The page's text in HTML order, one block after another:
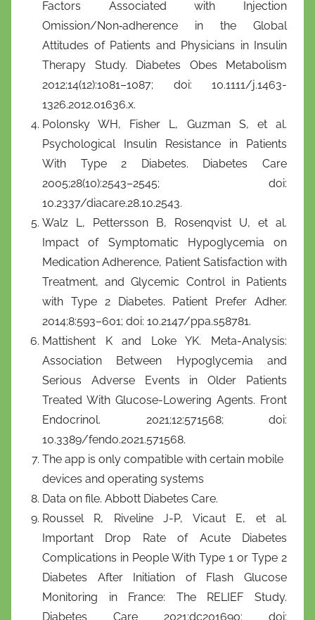
Factors Associated with Injection
Omission/Non‐adherence in the Global
Attitudes of Patients and Physicians in Insulin
Therapy Study. Diabetes Obes Metabolism
2012;14(12):1081–1087; doi: 10.1111/j.1463-
1326.2012.01636.x.
Polonsky WH, Fisher L, Guzman S, et al.
Psychological Insulin Resistance in Patients
With Type 2 Diabetes. Diabetes Care
2005;28(10):2543–2545; doi:
10.2337/diacare.28.10.2543.
Walz L, Pettersson B, Rosenqvist U, et al.
Impact of Symptomatic Hypoglycemia on
Medication Adherence, Patient Satisfaction with
Treatment, and Glycemic Control in Patients
with Type 2 Diabetes. Patient Prefer Adher.
2014;8:593–601; doi: 10.2147/ppa.s58781.
Mattishent K and Loke YK. Meta-Analysis:
Association Between Hypoglycemia and
Serious Adverse Events in Older Patients
Treated With Glucose-Lowering Agents. Front
Endocrinol. 2021;12:571568; doi:
10.3389/fendo.2021.571568.
The app is only compatible with certain mobile
devices and operating systems
Data on file. Abbott Diabetes Care.
Roussel R, Riveline J-P, Vicaut E, et al.
Important Drop Rate of Acute Diabetes
Complications in People With Type 1 or Type 2
Diabetes After Initiation of Flash Glucose
Monitoring in France: The RELIEF Study.
Diabetes Care 2021;dc201690; doi: